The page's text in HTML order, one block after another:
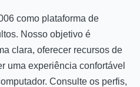
como plataforma de
Nosso objetivo é
clara, oferecer recursos de
uma experiência confortável
Consulte os perfis,